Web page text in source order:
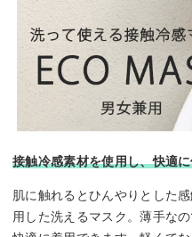
接触冷感素材を使用し、快適
肌に触れるとひんやりとした
用した洗えるマスク。薄手な